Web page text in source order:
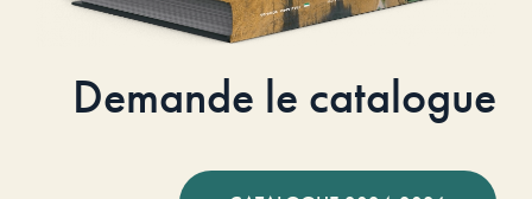
Demande le catalogue